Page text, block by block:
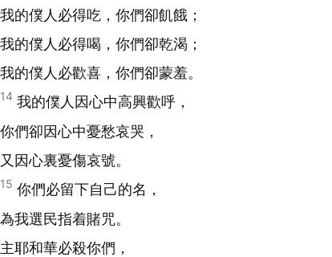
我的僕人必得吃，你們卻飢餓；
我的僕人必得喝，你們卻乾渴；
我的僕人必歡喜，你們卻蒙羞。
14 我的僕人因心中高興歡呼，
你們卻因心中憂愁哀哭，
又因心裏憂傷哀號。
15 你們必留下自己的名，
為我選民指着賭咒。
主耶和華必殺你們，